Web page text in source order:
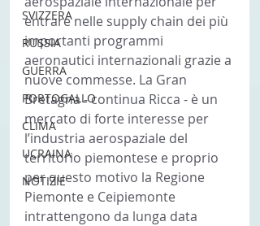
SVIZZERA
RUSSIA
GUERRA
PORTOGALLO
CLIMA
UCRAINA
NOTIZIE
entrare nelle supply chain dei più
importanti programmi
aeronautici internazionali grazie a
nuove commesse. La Gran
Bretagna - continua Ricca - è un
mercato di forte interesse per
l’industria aerospaziale del
territorio piemontese e proprio
per questo motivo la Regione
Piemonte e Ceipiemonte
intrattengono da lunga data